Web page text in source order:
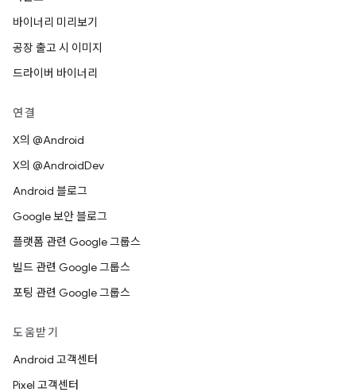
바이너리 미리보기
공장 출고 시 이미지
드라이버 바이너리
연결
X의 @Android
X의 @AndroidDev
Android 블로그
Google 보안 블로그
플랫폼 관련 Google 그룹스
빌드 관련 Google 그룹스
포팅 관련 Google 그룹스
도움받기
Android 고객센터
Pixel 고객센터